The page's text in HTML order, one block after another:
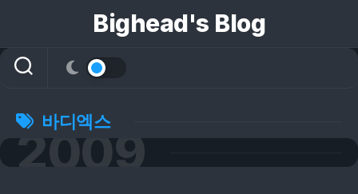
Bighead's Blog
바디엑스
2009